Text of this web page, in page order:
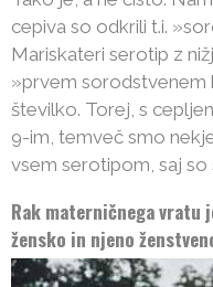
cepiva so odkrili t.i.
Mariskateri serotip z
»prvem sorodstvenem
številko. Torej, s
9-im, temveč smo
vsem serotipom, saj
Rak materničnega vratu
žensko in njeno